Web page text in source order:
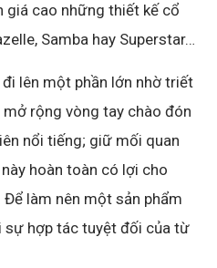
giá cao những thiết kế cổ
Samba hay Superstar…
lên một phần lớn nhờ triết
rộng vòng tay chào đón
nổi tiếng; giữ mối quan
hoàn toàn có lợi cho
làm nên một sản phẩm
sự hợp tác tuyệt đối của từ